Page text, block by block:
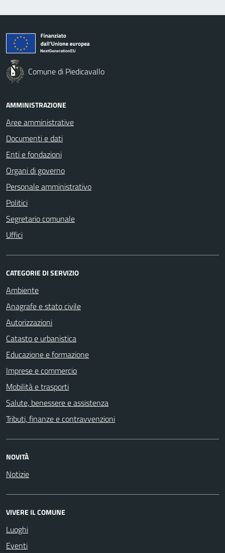
Comune di Piedicavallo
AMMINISTRAZIONE
Aree amministrative
Documenti e dati
Enti e fondazioni
Organi di governo
Personale amministrativo
Politici
Segretario comunale
Uffici
CATEGORIE DI SERVIZIO
Ambiente
Anagrafe e stato civile
Autorizzazioni
Catasto e urbanistica
Educazione e formazione
Imprese e commercio
Mobilità e trasporti
Salute, benessere e assistenza
Tributi, finanze e contravvenzioni
NOVITÀ
Notizie
VIVERE IL COMUNE
Luoghi
Eventi